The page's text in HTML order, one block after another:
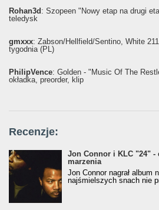
Rohan3d : Szopeen "Nowy etap na drugi
teledysk
gmxxx: Żabson/Hellfield/Sentino, White
tygodnia (PL)
PhilipVence: Golden - "Music Of The
okładka, preorder, klip
Recenzje:
Jon Connor i KLC "24" -
marzenia
Jon Connor nagrał album
najśmielszych snach nie